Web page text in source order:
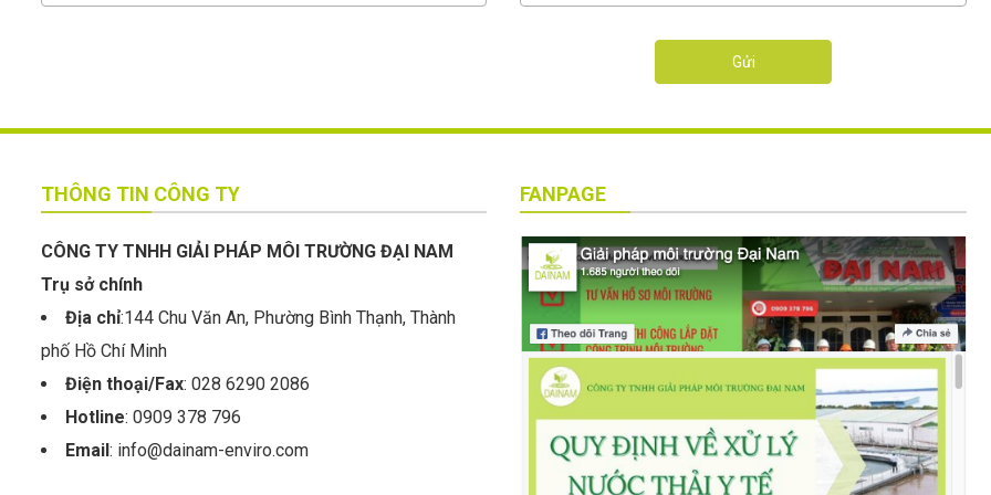
Gửi
THÔNG TIN CÔNG TY
CÔNG TY TNHH GIẢI PHÁP MÔI TRƯỜNG ĐẠI NAM
Trụ sở chính
Địa chỉ:144 Chu Văn An, Phường Bình Thạnh, Thành
phố Hồ Chí Minh
Điện thoại/Fax: 028 6290 2086
Hotline: 0909 378 796
Email: info@dainam-enviro.com
FANPAGE